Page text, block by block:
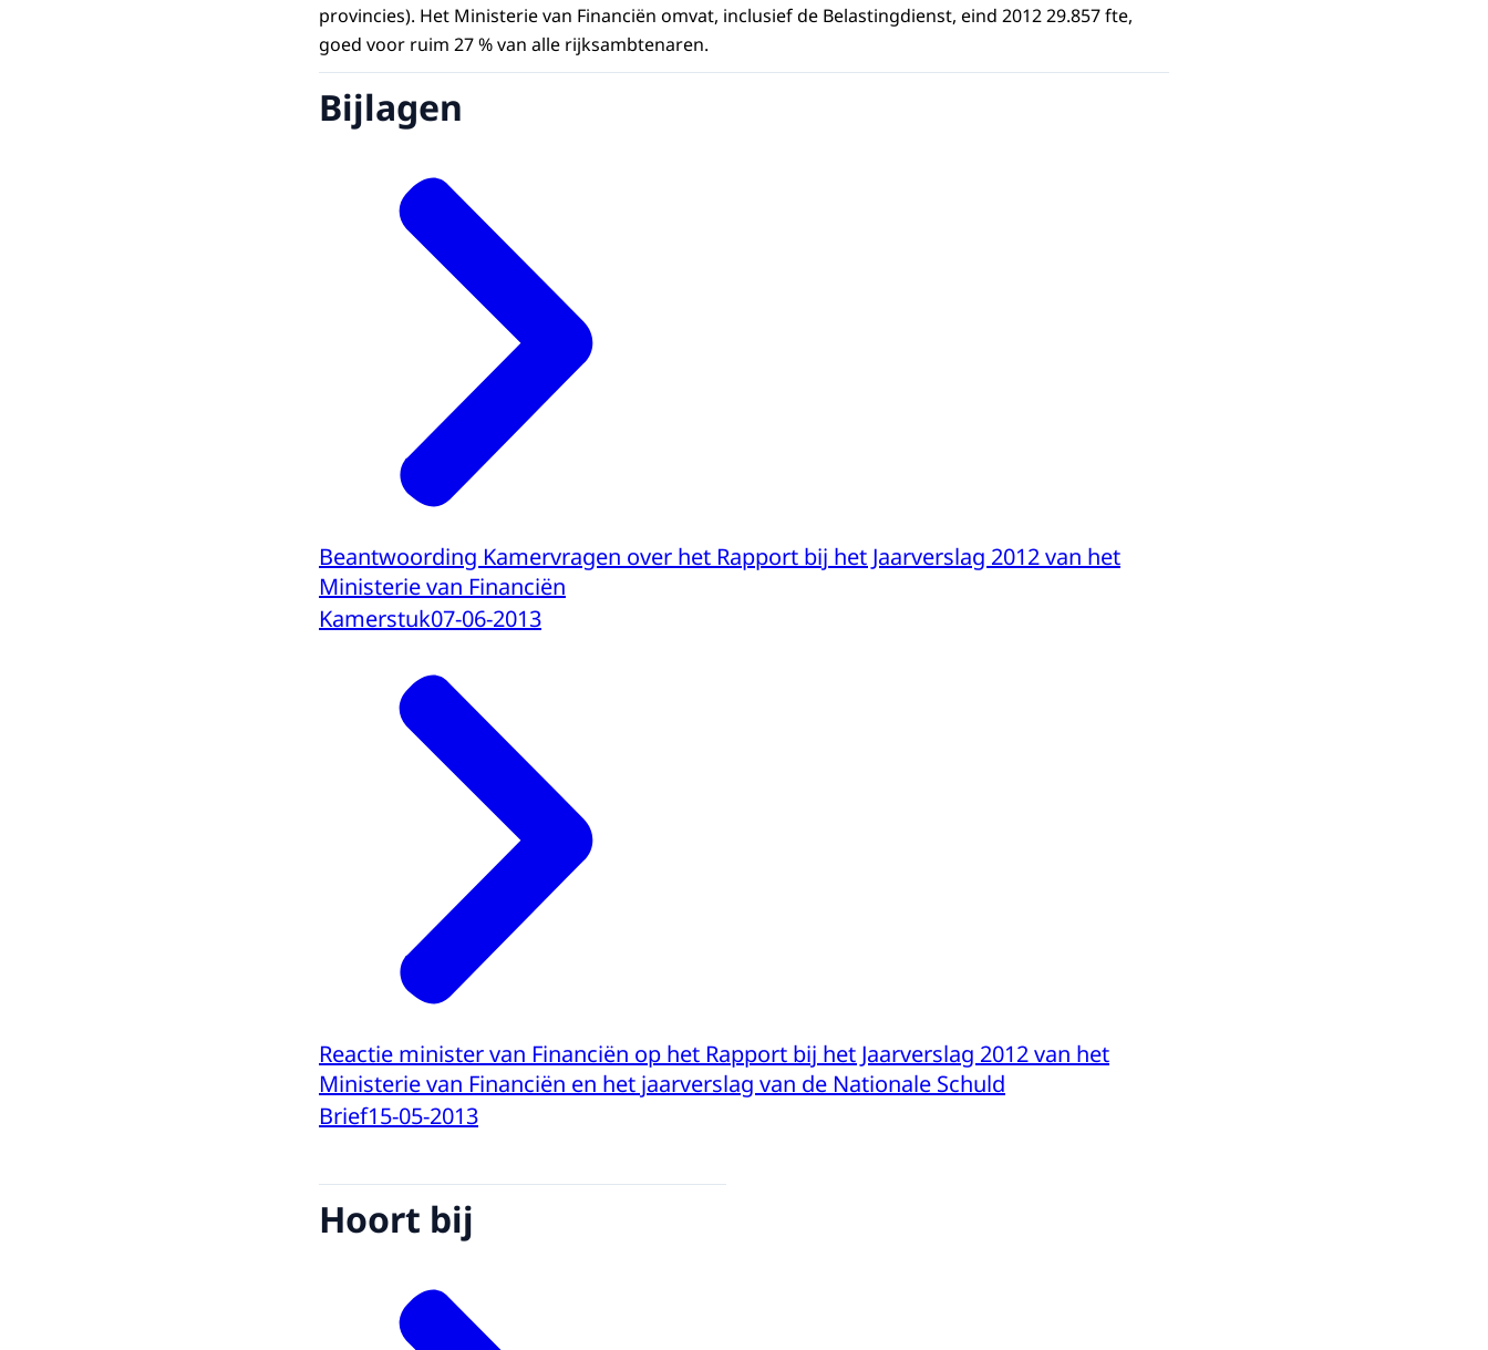
provincies). Het Ministerie van Financiën omvat, inclusief de Belastingdienst, eind 2012 29.857 fte,
goed voor ruim 27 % van alle rijksambtenaren.
Bijlagen
Beantwoording Kamervragen over het Rapport bij het Jaarverslag 2012 van het
Ministerie van Financiën
Kamerstuk07-06-2013
Reactie minister van Financiën op het Rapport bij het Jaarverslag 2012 van het
Ministerie van Financiën en het jaarverslag van de Nationale Schuld
Brief15-05-2013
Hoort bij